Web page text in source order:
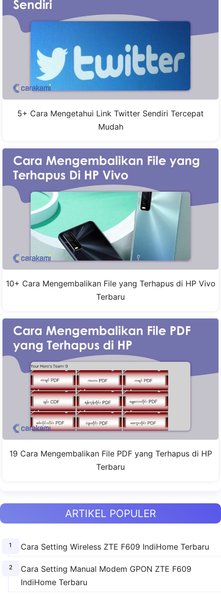
5+ Cara Mengetahui Link Twitter Sendiri Tercepat
Mudah
10+ Cara Mengembalikan File yang Terhapus di HP Vivo
Terbaru
19 Cara Mengembalikan File PDF yang Terhapus di HP
Terbaru
ARTIKEL POPULER
Cara Setting Wireless ZTE F609 IndiHome Terbaru
Cara Setting Manual Modem GPON ZTE F609
IndiHome Terbaru